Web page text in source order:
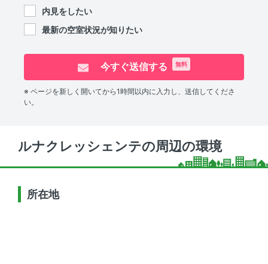
内見をしたい
最新の空室状況が知りたい
今すぐ送信する 無料
※ ページを新しく開いてから1時間以内に入力し、送信してくださ
い。
ルナクレッシェンテの周辺の環境
所在地